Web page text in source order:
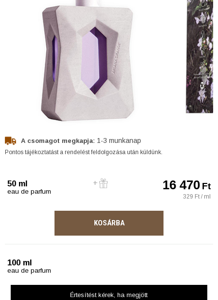
A csomagot megkapja: 1-3 munkanap
Pontos tájékoztatást a rendelést feldolgozása után küldünk.
50 ml
eau de parfum 16 470Ft
329 Ft / ml
KOSÁRBA
100 ml
eau de parfum
Értesítést kérek , ha megjött